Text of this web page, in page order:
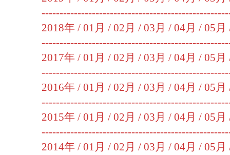
2018年 / 01月 / 02月 / 03月 / 04月 / 05月
2017年 / 01月 / 02月 / 03月 / 04月 / 05月
2016年 / 01月 / 02月 / 03月 / 04月 / 05月
2015年 / 01月 / 02月 / 03月 / 04月 / 05月
2014年 / 01月 / 02月 / 03月 / 04月 / 05月